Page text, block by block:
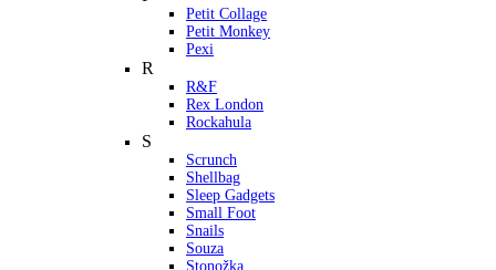
Petit Collage
Petit Monkey
Pexi
R
R&F
Rex London
Rockahula
S
Scrunch
Shellbag
Sleep Gadgets
Small Foot
Snails
Souza
Stonožka